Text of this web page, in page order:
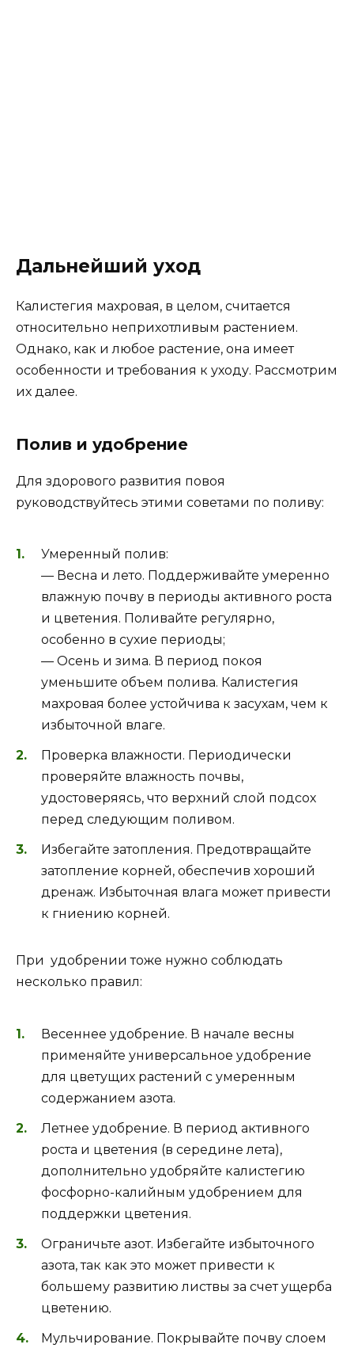
Дальнейший уход
Калистегия махровая, в целом, считается
относительно неприхотливым растением.
Однако, как и любое растение, она имеет
особенности и требования к уходу. Рассмотрим
их далее.
Полив и удобрение
Для здорового развития повоя
руководствуйтесь этими советами по поливу:
Умеренный полив:
— Весна и лето. Поддерживайте умеренно
влажную почву в периоды активного роста
и цветения. Поливайте регулярно,
особенно в сухие периоды;
— Осень и зима. В период покоя
уменьшите объем полива. Калистегия
махровая более устойчива к засухам, чем к
избыточной влаге.
Проверка влажности. Периодически
проверяйте влажность почвы,
удостоверяясь, что верхний слой подсох
перед следующим поливом.
Избегайте затопления. Предотвращайте
затопление корней, обеспечив хороший
дренаж. Избыточная влага может привести
к гниению корней.
При удобрении тоже нужно соблюдать
несколько правил:
Весеннее удобрение. В начале весны
применяйте универсальное удобрение
для цветущих растений с умеренным
содержанием азота.
Летнее удобрение. В период активного
роста и цветения (в середине лета),
дополнительно удобряйте калистегию
фосфорно-калийным удобрением для
поддержки цветения.
Ограничьте азот. Избегайте избыточного
азота, так как это может привести к
большему развитию листвы за счет ущерба
цветению.
Мульчирование. Покрывайте почву слоем